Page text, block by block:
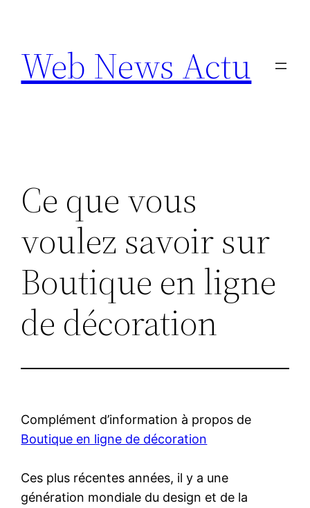
contenu
Web News Actu
Ce que vous
voulez savoir sur
Boutique en ligne
de décoration
Complément d’information à propos de
Boutique en ligne de décoration
Ces plus récentes années, il y a une
génération mondiale du design et de la